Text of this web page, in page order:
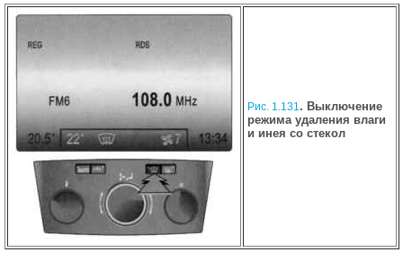
Рис. 1.131. Выключение
режима удаления влаги
и инея со стекол